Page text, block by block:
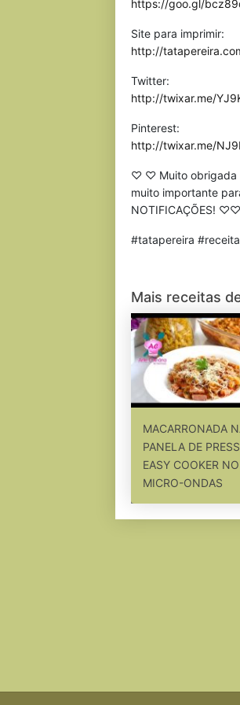
https://goo.gl/
Site para imprimir:
http://
Twitter:
http://twixar.me/
Pinterest:
http://twixar.me/
♡ ♡ Muito obrigada
muito importante
NOTIFICAÇÕES! ♡♡
#tatapereira
Mais receitas
MACARRONADA
PANELA DE
EASY COOKER NO
MICRO-ONDAS